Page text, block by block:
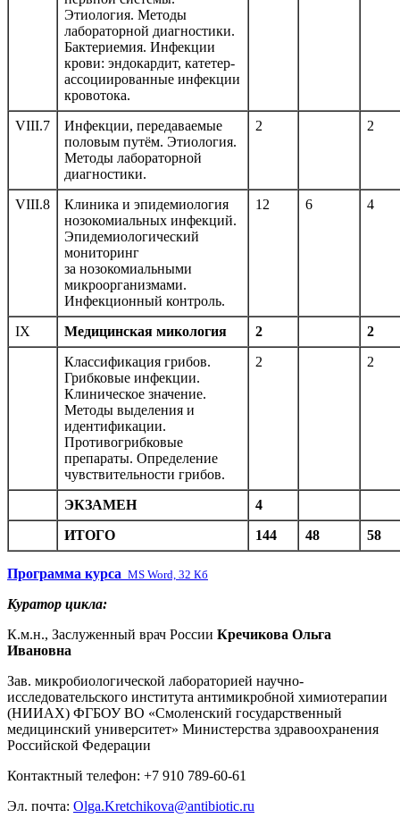
Этиология. Методы
лабораторной диагностики.
Бактериемия. Инфекции
крови: эндокардит, катетер-
ассоциированные инфекции
кровотока.
VIII.7
Инфекции, передаваемые
половым путём. Этиология.
Методы лабораторной
диагностики.
2 2
VIII.8
Клиника и эпидемиология
нозокомиальных инфекций.
Эпидемиологический
мониторинг
за нозокомиальными
микроорганизмами.
Инфекционный контроль.
12 6 4
IX Медицинская микология 2
2
Классификация грибов.
Грибковые инфекции.
Клиническое значение.
Методы выделения и
идентификации.
Противогрибковые
препараты. Определение
чувствительности грибов.
2 2
ЭКЗАМЕН
4
ИТОГО
144 48 58
Программа курса MS Word, 32 Кб
Куратор цикла:
К.м.н., Заслуженный врач России Кречикова Ольга
Ивановна
Зав. микробиологической лабораторией научно-
исследовательского института антимикробной химиотерапии
(НИИАХ) ФГБОУ ВО «Смоленский государственный
медицинский университет» Министерства здравоохранения
Российской Федерации
Контактный телефон: +7 910 789-60-61
Эл. почта: Olga.Kretchikova@antibiotic.ru